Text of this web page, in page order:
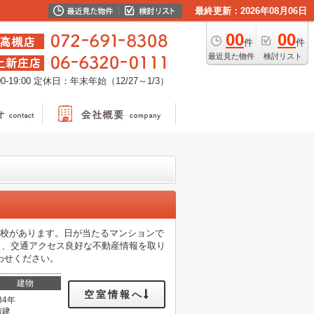
最終更新：2026年08月06日
00件
最近見た物件
00件
検討リスト
19:00 定休日：年末年始（12/27～1/3）
があります。日が当たるマンションで
交通アクセス良好な不動産情報を取り
ください。
建物
年
建
空室情報へ